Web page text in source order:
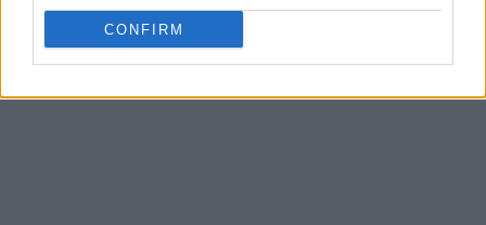
CONFIRM
un archivio di fotografie d'epoca della città.